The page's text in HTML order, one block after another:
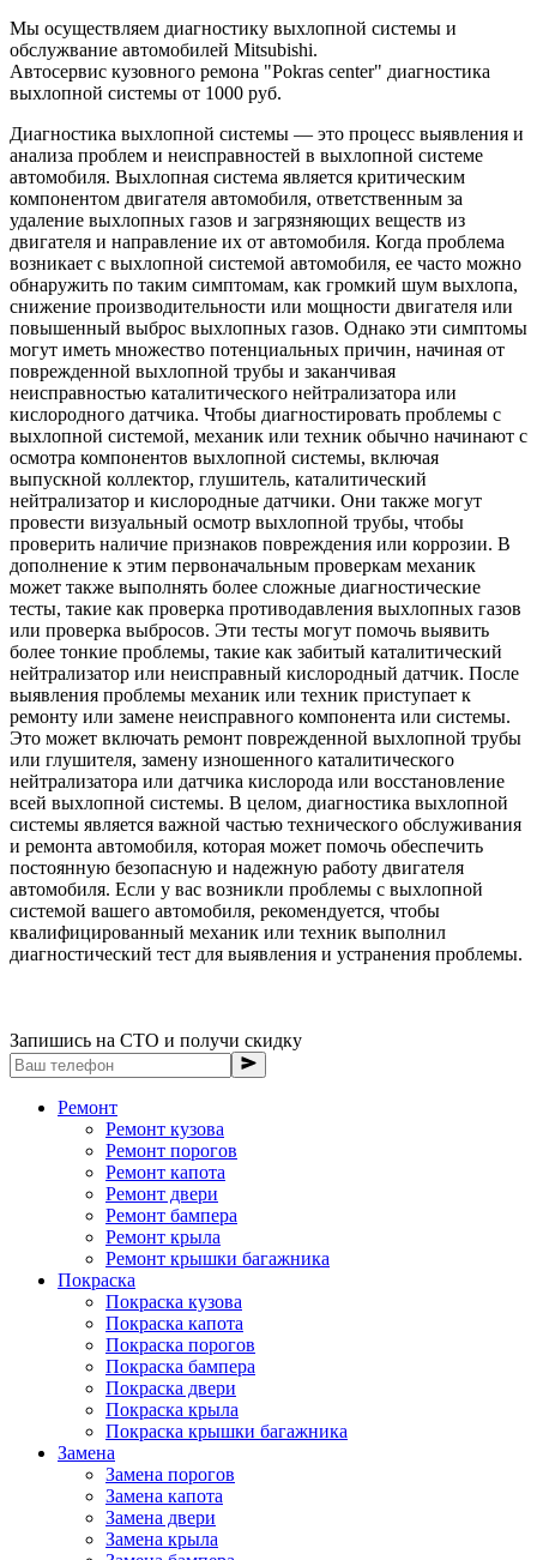
Мы осуществляем диагностику выхлопной системы и
обслужвание автомобилей Mitsubishi.
Автосервис кузовного ремона "Pokras center" диагностика
выхлопной системы от 1000 руб.
Диагностика выхлопной системы — это процесс выявления и
анализа проблем и неисправностей в выхлопной системе
автомобиля. Выхлопная система является критическим
компонентом двигателя автомобиля, ответственным за
удаление выхлопных газов и загрязняющих веществ из
двигателя и направление их от автомобиля. Когда проблема
возникает с выхлопной системой автомобиля, ее часто можно
обнаружить по таким симптомам, как громкий шум выхлопа,
снижение производительности или мощности двигателя или
повышенный выброс выхлопных газов. Однако эти симптомы
могут иметь множество потенциальных причин, начиная от
поврежденной выхлопной трубы и заканчивая
неисправностью каталитического нейтрализатора или
кислородного датчика. Чтобы диагностировать проблемы с
выхлопной системой, механик или техник обычно начинают с
осмотра компонентов выхлопной системы, включая
выпускной коллектор, глушитель, каталитический
нейтрализатор и кислородные датчики. Они также могут
провести визуальный осмотр выхлопной трубы, чтобы
проверить наличие признаков повреждения или коррозии. В
дополнение к этим первоначальным проверкам механик
может также выполнять более сложные диагностические
тесты, такие как проверка противодавления выхлопных газов
или проверка выбросов. Эти тесты могут помочь выявить
более тонкие проблемы, такие как забитый каталитический
нейтрализатор или неисправный кислородный датчик. После
выявления проблемы механик или техник приступает к
ремонту или замене неисправного компонента или системы.
Это может включать ремонт поврежденной выхлопной трубы
или глушителя, замену изношенного каталитического
нейтрализатора или датчика кислорода или восстановление
всей выхлопной системы. В целом, диагностика выхлопной
системы является важной частью технического обслуживания
и ремонта автомобиля, которая может помочь обеспечить
постоянную безопасную и надежную работу двигателя
автомобиля. Если у вас возникли проблемы с выхлопной
системой вашего автомобиля, рекомендуется, чтобы
квалифицированный механик или техник выполнил
диагностический тест для выявления и устранения проблемы.
Запишись на СТО и получи скидку
Ремонт
Ремонт кузова
Ремонт порогов
Ремонт капота
Ремонт двери
Ремонт бампера
Ремонт крыла
Ремонт крышки багажника
Покраска
Покраска кузова
Покраска капота
Покраска порогов
Покраска бампера
Покраска двери
Покраска крыла
Покраска крышки багажника
Замена
Замена порогов
Замена капота
Замена двери
Замена крыла